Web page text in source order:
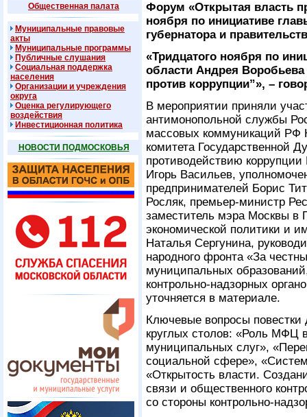
Общественная палата
Муниципальные правовые
акты
Муниципальные программы
Публичные слушания
Социальная поддержка
населения
Организации и учреждения
округа
Оценка регулирующего
воздействия
Инвестиционная политика
НОВОСТИ ПОДМОСКОВЬЯ
Форум «Открытая власть
ноября по инициативе
губернатора и
«Тридцатого ноября по
области Андрея
против коррупции”», –
В мероприятии приняли
антимонопольной службы
массовых коммуникаций РФ
комитета Государственной
противодействию
Игорь Васильев,
предпринимателей Борис
Росляк, премьер-министр
заместитель мэра Москвы в
экономической политики и
Наталья Сергунина,
народного фронта «За
муниципальных
контрольно-надзорных
уточняется в материале.
Ключевые вопросы повестки
круглых столов: «Роль МФЦ
муниципальных слуг»,
социальной сфере»,
«Открытость власти.
связи и общественного
со стороны контрольно-